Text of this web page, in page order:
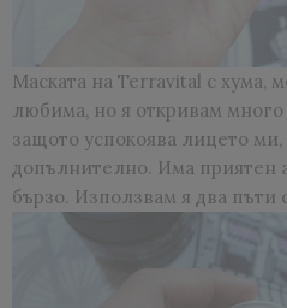
Маската на Terravital с хума,
любима, но я откривам много
защото успокоява лицето ми,
допълнително. Има приятен
бързо. Използвам я два пъти